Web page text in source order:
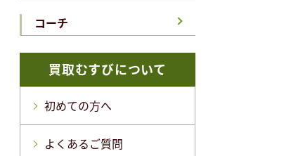
コーチ
買取むすびについて
初めての方へ
よくあるご質問